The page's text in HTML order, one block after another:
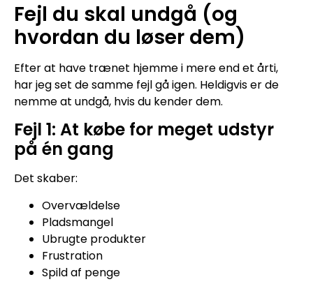
Fejl du skal undgå (og
hvordan du løser dem)
Efter at have trænet hjemme i mere end et årti,
har jeg set de samme fejl gå igen. Heldigvis er de
nemme at undgå, hvis du kender dem.
Fejl 1: At købe for meget udstyr
på én gang
Det skaber:
Overvældelse
Pladsmangel
Ubrugte produkter
Frustration
Spild af penge